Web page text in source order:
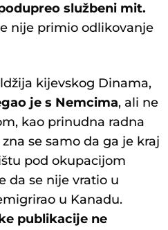
službeni mit.
nije primio odlikovanje
kijevskog Dinama,
je s Nemcima, ali ne
kao prinudna radna
se samo da ga je kraj
pod okupacijom
da se nije vratio u
u Kanadu.
publikacije ne